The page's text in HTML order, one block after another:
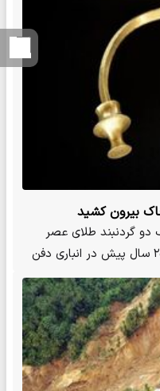
بیرون کشید
دو گردنبند طلای عصر
آهن کمک کرد که احتمالاً حدود ۲۵۰۰ سال پیش در انباری دفن